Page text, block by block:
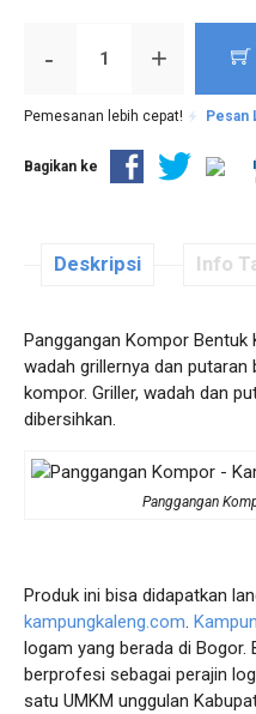
- +
Pemesanan lebih cepat! Pesan
Bagikan ke
Deskripsi Info
Panggangan Kompor Bentuk
wadah grillernya dan putaran
kompor. Griller, wadah dan
dibersihkan.
Panggangan
Produk ini bisa didapatkan
kampungkaleng.com.
logam yang berada di Bogor.
berprofesi sebagai perajin
satu UMKM unggulan